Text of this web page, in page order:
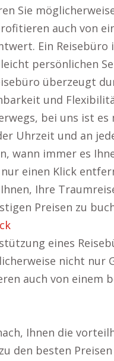
Sie
auch von
Ein Reisebüro
persönlichen
überzeugt
und
bei uns ist es
Uhrzeit und an
wann immer es
einen Klick
Ihre
Preisen zu
eines
nicht nur
auch von einem
Ihnen die
den besten Preisen